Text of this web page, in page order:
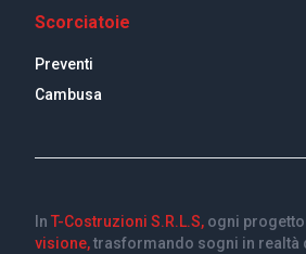
Scorciatoie
Preventi
Cambusa
In T-Costruzioni S.R.L.S, ogni
visione,trasformando sogni in realtà